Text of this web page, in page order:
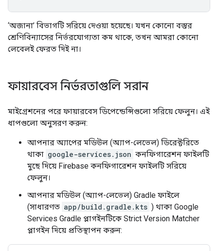
‘অজানা’ বিভাগটি সরিয়ে দেওয়া হয়েছে। যখন কোনো বস্তুর
শ্রেণিবিন্যাসের নির্ভরযোগ্যতা কম থাকে, তখন আমরা কোনো
লেবেলই ফেরত দিই না।
ফায়ারবেস নির্ভরতাগুলি সরান
মাইগ্রেশনের পরে ফায়ারবেস ডিপেন্ডেন্সিগুলো সরিয়ে ফেলুন। এই
ধাপগুলো অনুসরণ করুন:
আপনার অ্যাপের মডিউল (অ্যাপ-লেভেল) ডিরেক্টরিতে
থাকা google-services.json কনফিগারেশন ফাইলটি
মুছে দিয়ে Firebase কনফিগারেশন ফাইলটি সরিয়ে
ফেলুন।
আপনার মডিউল (অ্যাপ-লেভেল) Gradle ফাইলে
(সাধারণত app/build.gradle.kts ) থাকা Google
Services Gradle প্লাগইনটিকে Strict Version Matcher
প্লাগইন দিয়ে প্রতিস্থাপন করুন: